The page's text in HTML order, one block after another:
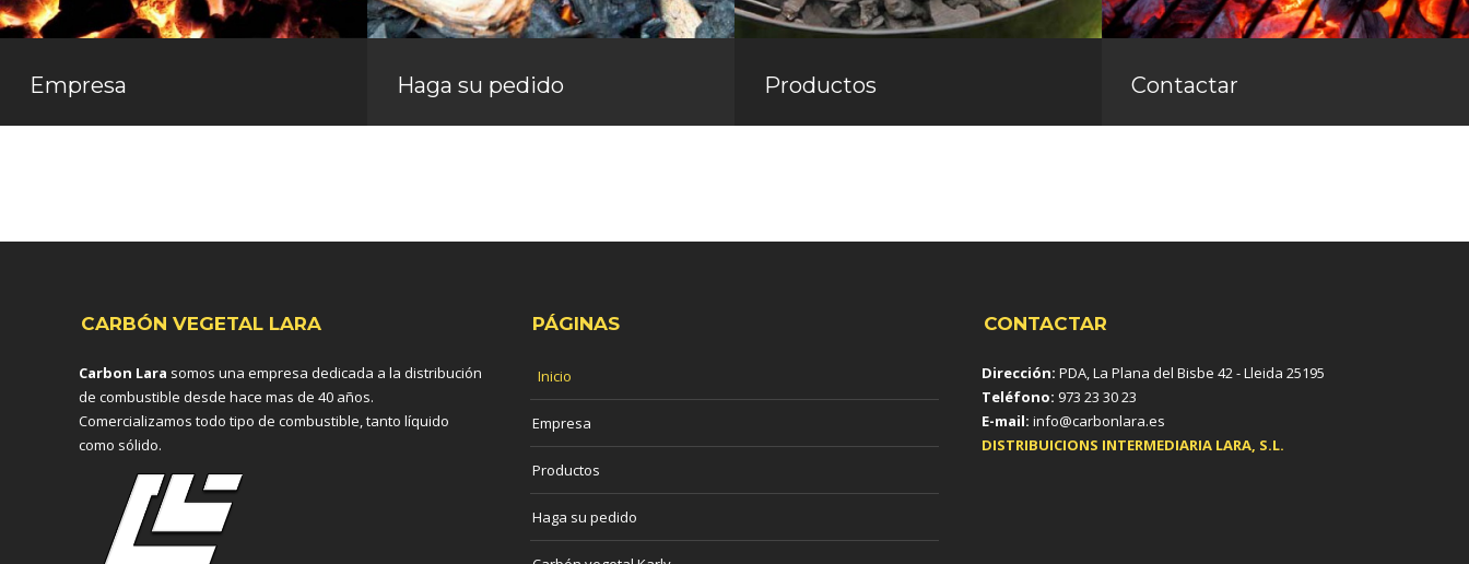
Empresa Haga su pedido Productos Contactar
CARBÓN VEGETAL LARA
Carbon Lara somos una empresa dedicada a la distribución
de combustible desde hace mas de 40 años.
Comercializamos todo tipo de combustible, tanto líquido
como sólido.
PÁGINAS
Inicio
Empresa
Productos
Haga su pedido
CONTACTAR
Dirección: PDA, La Plana del Bisbe 42 - Lleida 25195
Teléfono: 973 23 30 23
E-mail: info@carbonlara.es
DISTRIBUICIONS INTERMEDIARIA LARA, S.L.